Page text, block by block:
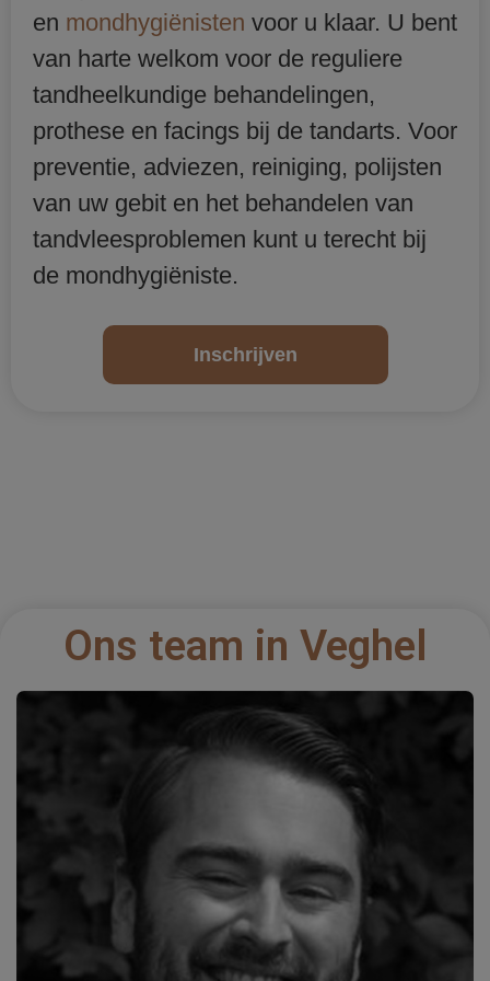
en mondhygiënisten voor u klaar. U bent
van harte welkom voor de reguliere
tandheelkundige behandelingen,
prothese en facings bij de tandarts. Voor
preventie, adviezen, reiniging, polijsten
van uw gebit en het behandelen van
tandvleesproblemen kunt u terecht bij
de mondhygiëniste.
Inschrijven
Ons team in Veghel